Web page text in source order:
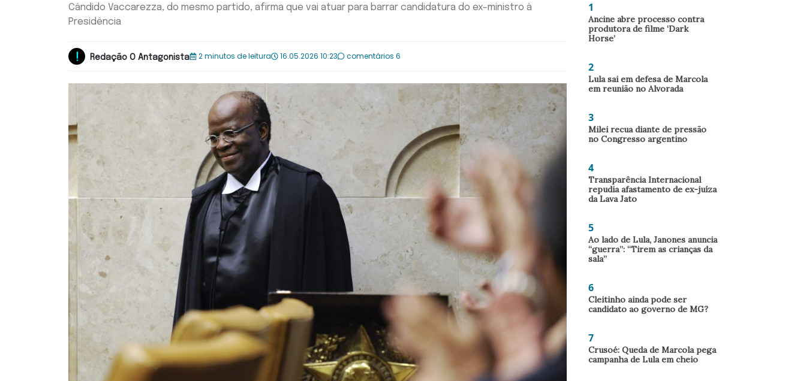
Cândido Vaccarezza, do mesmo partido, afirma que vai atuar para barrar candidatura do ex-ministro à
Presidência
Redação O Antagonista 2 minutos de leitura 16.05.2026 10:23 comentários 6
1
Ancine abre processo contra
produtora de filme ‘Dark
Horse’
2
Lula sai em defesa de Marcola
em reunião no Alvorada
3
Milei recua diante de pressão
no Congresso argentino
4
Transparência Internacional
repudia afastamento de ex-juíza
da Lava Jato
5
Ao lado de Lula, Janones anuncia
“guerra”: “Tirem as crianças da
sala”
6
Cleitinho ainda pode ser
candidato ao governo de MG?
7
Crusoé: Queda de Marcola pega
campanha de Lula em cheio